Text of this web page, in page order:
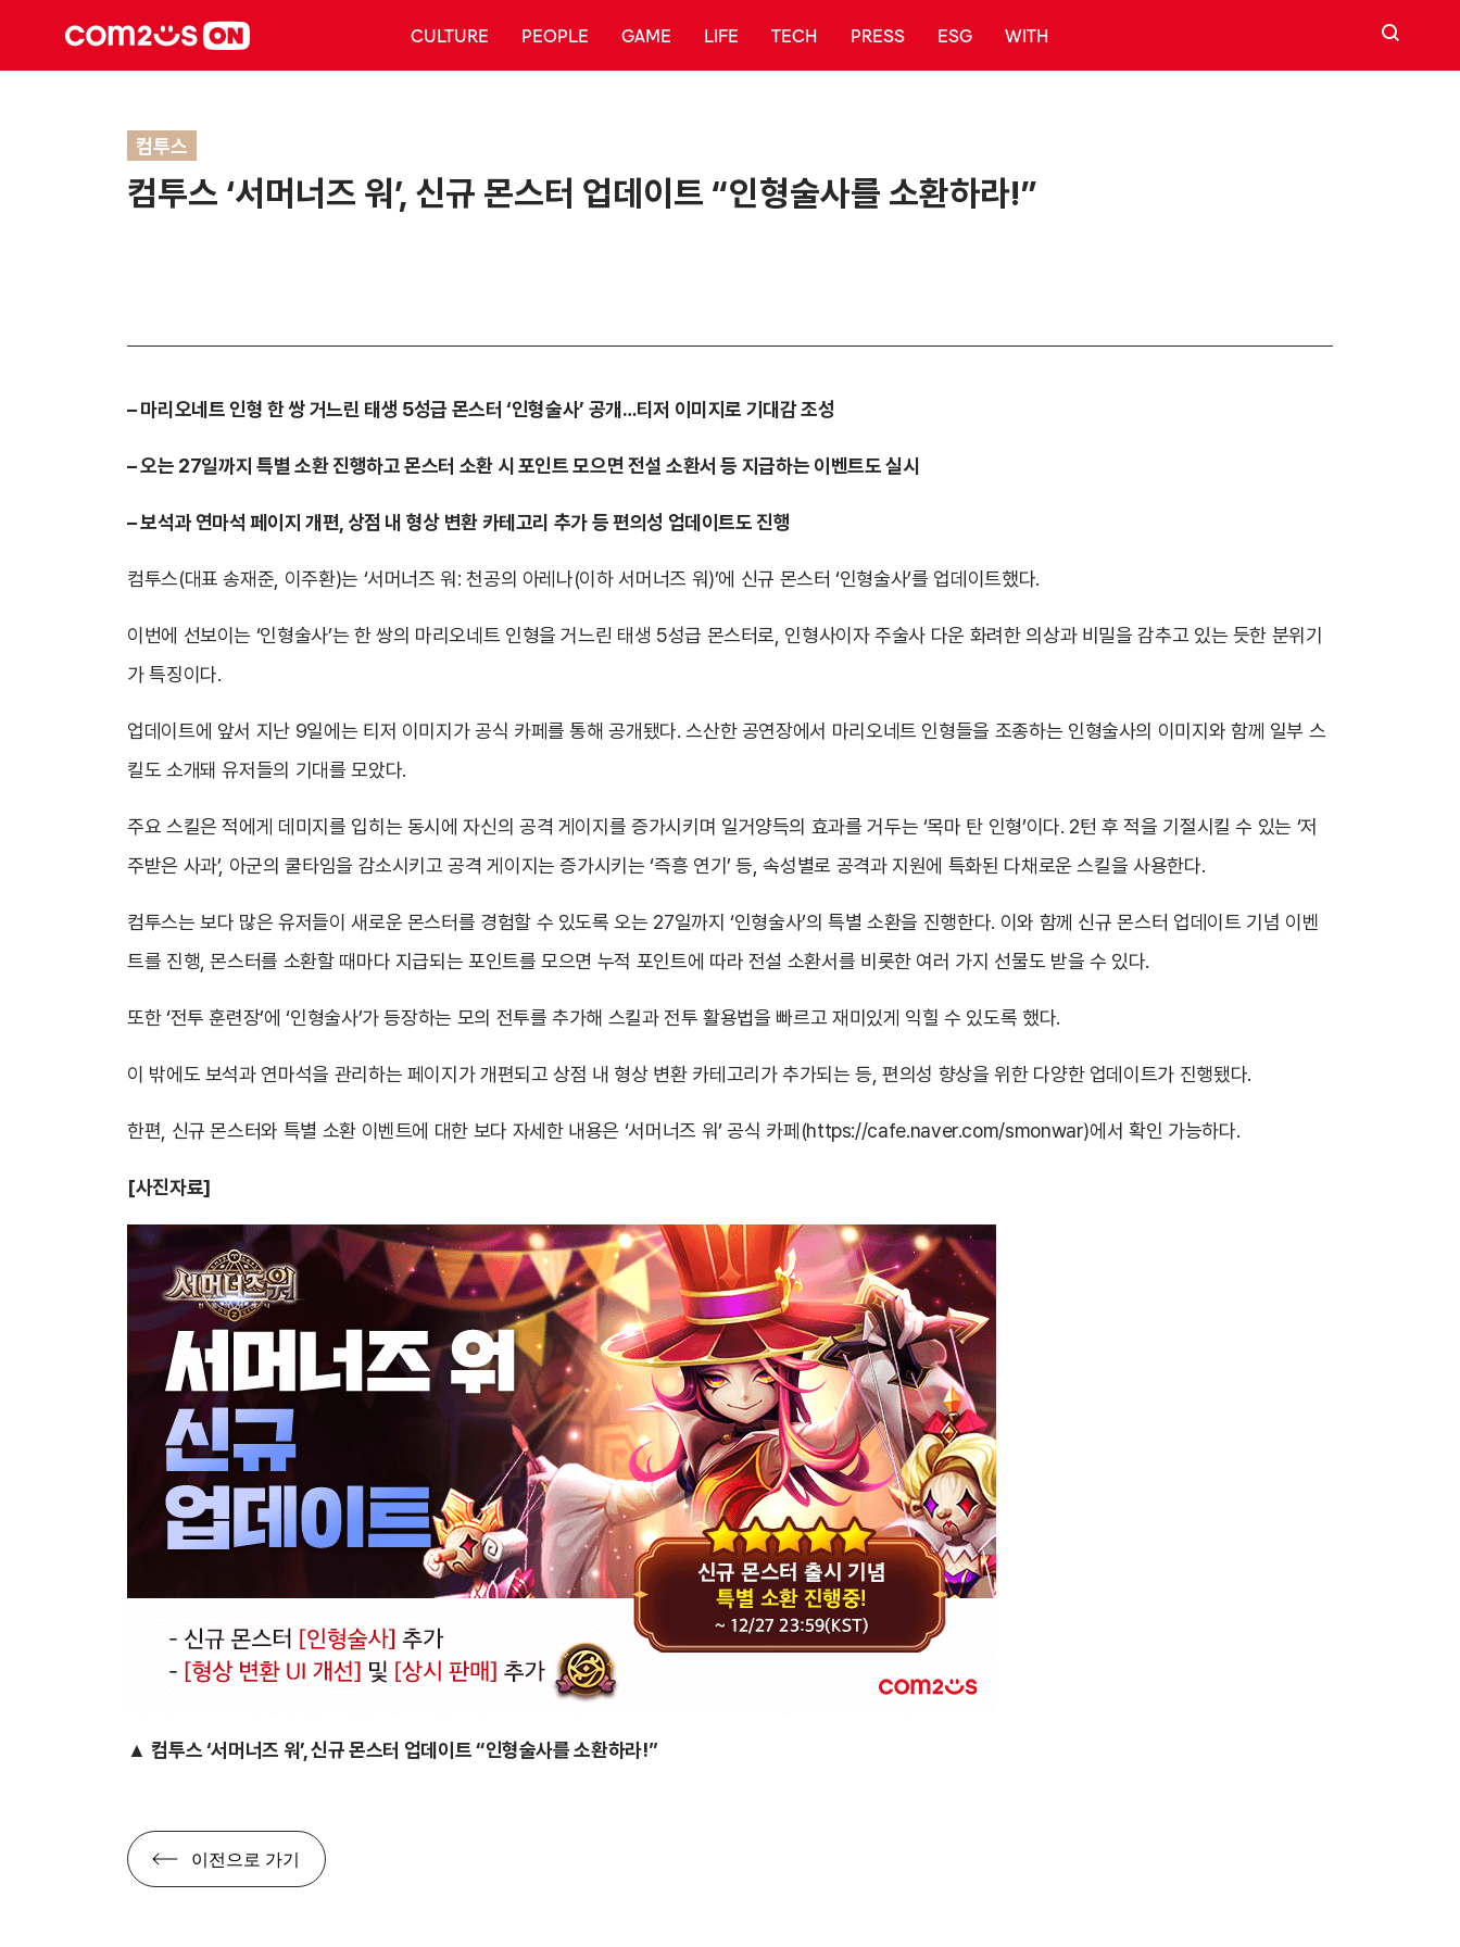
CULTURE PEOPLE GAME LIFE TECH PRESS ESG WITH 검색
컴투스
컴투스 ‘서머너즈 워’, 신규 몬스터 업데이트 “인형술사를 소환하라!”
– 마리오네트 인형 한 쌍 거느린 태생 5성급 몬스터 ‘인형술사’ 공개…티저 이미지로 기대감 조성
– 오는 27일까지 특별 소환 진행하고 몬스터 소환 시 포인트 모으면 전설 소환서 등 지급하는 이벤트도 실시
– 보석과 연마석 페이지 개편, 상점 내 형상 변환 카테고리 추가 등 편의성 업데이트도 진행
컴투스(대표 송재준, 이주환)는 ‘서머너즈 워: 천공의 아레나(이하 서머너즈 워)’에 신규 몬스터 ‘인형술사’를 업데이트했다.
이번에 선보이는 ‘인형술사’는 한 쌍의 마리오네트 인형을 거느린 태생 5성급 몬스터로, 인형사이자 주술사 다운 화려한 의상과 비밀을 감추고 있는 듯한 분위기
가 특징이다.
업데이트에 앞서 지난 9일에는 티저 이미지가 공식 카페를 통해 공개됐다. 스산한 공연장에서 마리오네트 인형들을 조종하는 인형술사의 이미지와 함께 일부 스
킬도 소개돼 유저들의 기대를 모았다.
주요 스킬은 적에게 데미지를 입히는 동시에 자신의 공격 게이지를 증가시키며 일거양득의 효과를 거두는 ‘목마 탄 인형’이다. 2턴 후 적을 기절시킬 수 있는 ‘저
주받은 사과’, 아군의 쿨타임을 감소시키고 공격 게이지는 증가시키는 ‘즉흥 연기’ 등, 속성별로 공격과 지원에 특화된 다채로운 스킬을 사용한다.
컴투스는 보다 많은 유저들이 새로운 몬스터를 경험할 수 있도록 오는 27일까지 ‘인형술사’의 특별 소환을 진행한다. 이와 함께 신규 몬스터 업데이트 기념 이벤
트를 진행, 몬스터를 소환할 때마다 지급되는 포인트를 모으면 누적 포인트에 따라 전설 소환서를 비롯한 여러 가지 선물도 받을 수 있다.
또한 ‘전투 훈련장’에 ‘인형술사’가 등장하는 모의 전투를 추가해 스킬과 전투 활용법을 빠르고 재미있게 익힐 수 있도록 했다.
이 밖에도 보석과 연마석을 관리하는 페이지가 개편되고 상점 내 형상 변환 카테고리가 추가되는 등, 편의성 향상을 위한 다양한 업데이트가 진행됐다.
한편, 신규 몬스터와 특별 소환 이벤트에 대한 보다 자세한 내용은 ‘서머너즈 워’ 공식 카페(https://cafe.naver.com/smonwar)에서 확인 가능하다.
[사진자료]
▲컴투스 ‘서머너즈 워’, 신규 몬스터 업데이트 “인형술사를 소환하라!”
이전으로 가기